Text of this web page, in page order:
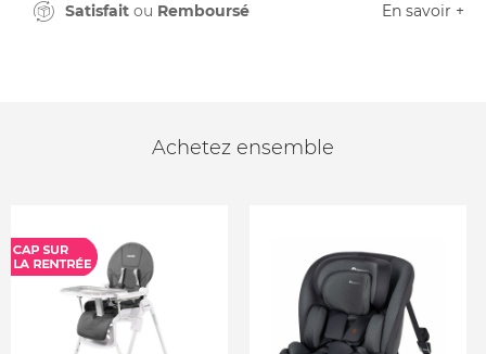
Satisfait ou Remboursé En savoir +
Achetez ensemble